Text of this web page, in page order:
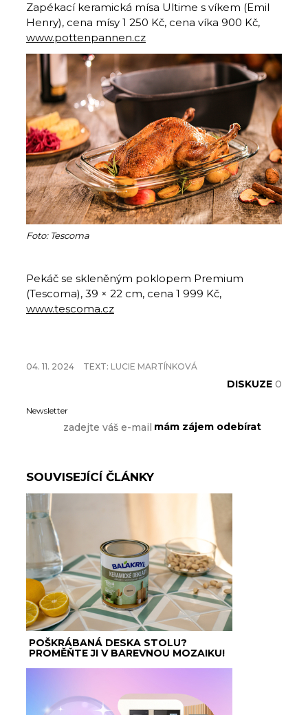
Zapékací keramická mísa Ultime s víkem (Emil
Henry), cena mísy 1 250 Kč, cena víka 900 Kč,
www.pottenpannen.cz
Foto: Tescoma
Pekáč se skleněným poklopem Premium
(Tescoma), 39 × 22 cm, cena 1 999 Kč,
www.tescoma.cz
04. 11. 2024 TEXT: LUCIE MARTÍNKOVÁ
DISKUZE 0
Newsletter
SOUVISEJÍCÍ ČLÁNKY
POŠKRÁBANÁ DESKA STOLU?
PROMĚŇTE JI V BAREVNOU MOZAIKU!